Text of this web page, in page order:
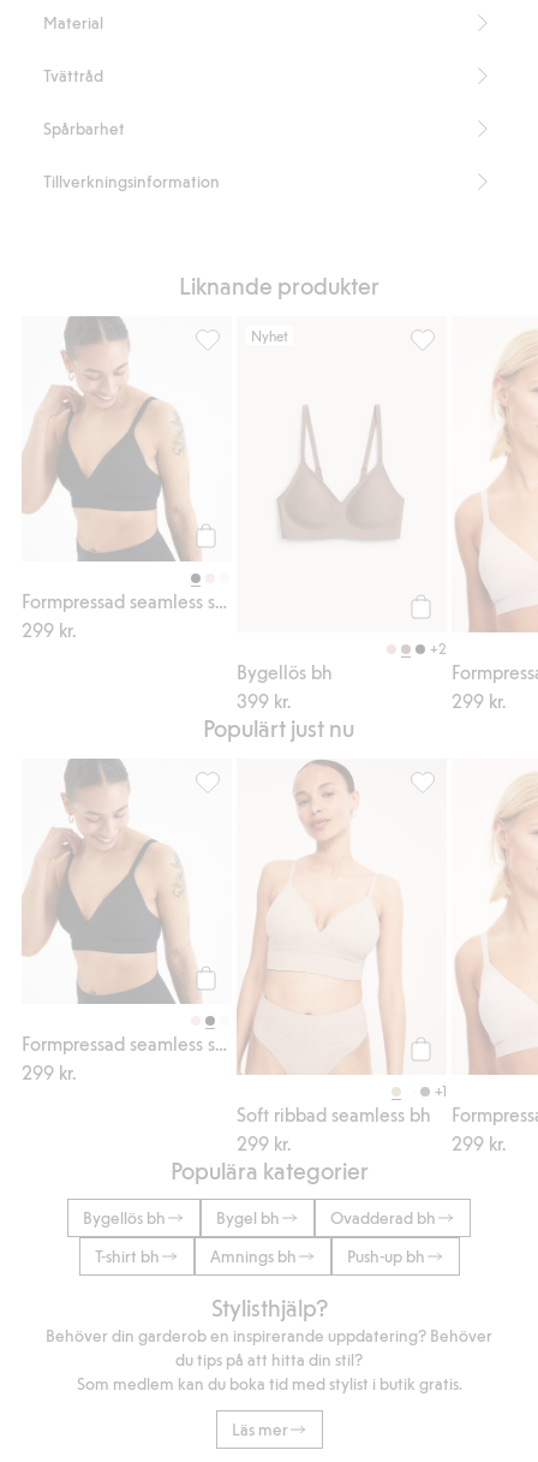
Hysk- och hakknäppning
Artikelnummer
Material
Tvättråd
Spårbarhet
Tillverkningsinformation
Liknande produkter
Köp
Formpressad seamless soft bh
299 kr.
Formpressad seamless soft bh, Lägg till i
Nyhet
+2
Bygellös bh
399 kr.
Bygellös bh,
299 kr.
Populärt just nu
Köp
Formpressad seamless soft bh
299 kr.
Formpressad seamless soft bh, Lägg till i
+1
Soft ribbad seamless bh
299 kr.
Soft ribbad
299 kr.
Populära kategorier
Bygellös bh Bygel bh
Ovadderad bh
T-shirt bh
Amnings bh Push-up bh
Stylisthjälp?
Behöver din garderob en inspirerande uppdatering? Behöver
du tips på att hitta din stil?
Som medlem kan du boka tid med stylist i butik gratis.
Läs mer